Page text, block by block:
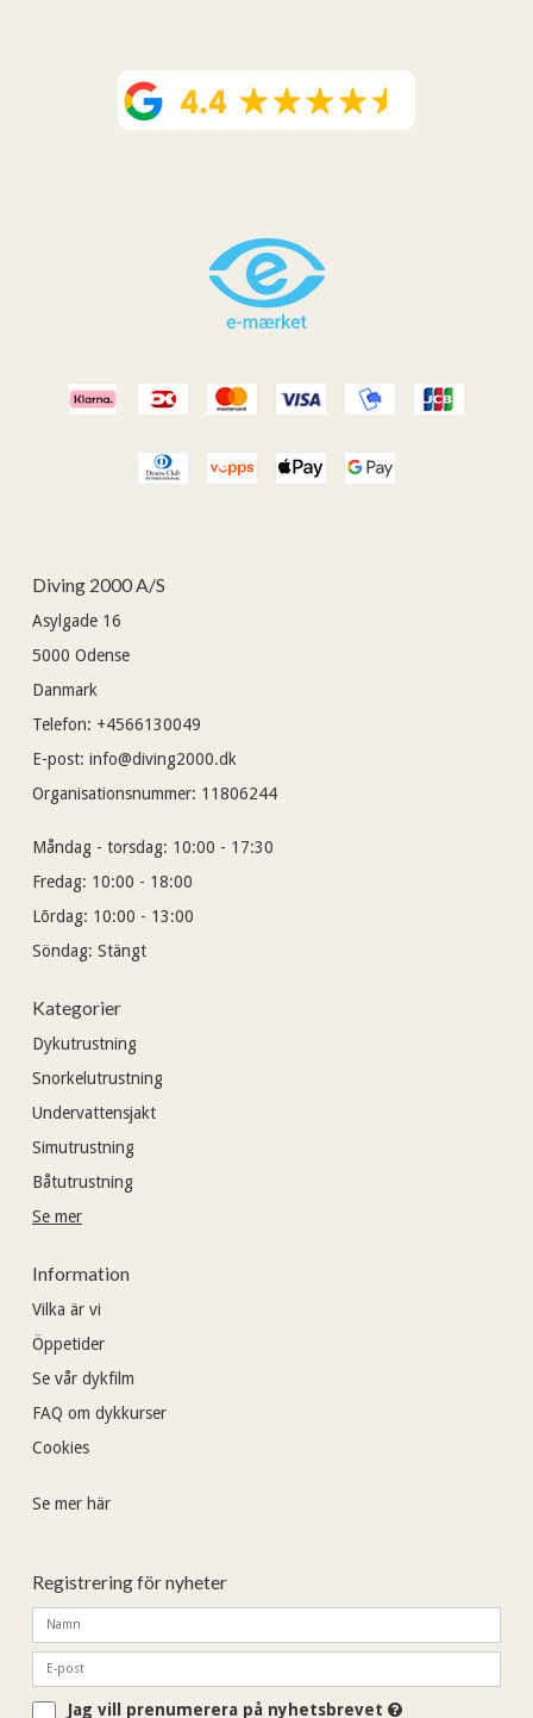
Diving 2000 A/S
Asylgade 16
5000 Odense
Danmark
Telefon: +4566130049
E-post: info@diving2000.dk
Organisationsnummer: 11806244
Måndag - torsdag: 10:00 - 17:30
Fredag: 10:00 - 18:00
Lõrdag: 10:00 - 13:00
Söndag: Stängt
Kategorier
Dykutrustning
Snorkelutrustning
Undervattensjakt
Simutrustning
Båtutrustning
Se mer
Information
Vilka är vi
Öppetider
Se vår dykfilm
FAQ om dykkurser
Cookies
Se mer här
Registrering för nyheter
Jag vill prenumerera på nyhetsbrevet